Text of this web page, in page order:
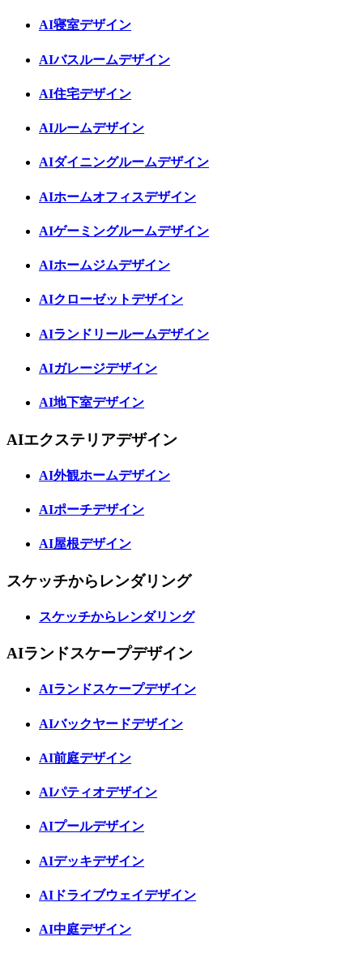
AI寝室デザイン
AIバスルームデザイン
AI住宅デザイン
AIルームデザイン
AIダイニングルームデザイン
AIホームオフィスデザイン
AIゲーミングルームデザイン
AIホームジムデザイン
AIクローゼットデザイン
AIランドリールームデザイン
AIガレージデザイン
AI地下室デザイン
AIエクステリアデザイン
AI外観ホームデザイン
AIポーチデザイン
AI屋根デザイン
スケッチからレンダリング
スケッチからレンダリング
AIランドスケープデザイン
AIランドスケープデザイン
AIバックヤードデザイン
AI前庭デザイン
AIパティオデザイン
AIプールデザイン
AIデッキデザイン
AIドライブウェイデザイン
AI中庭デザイン